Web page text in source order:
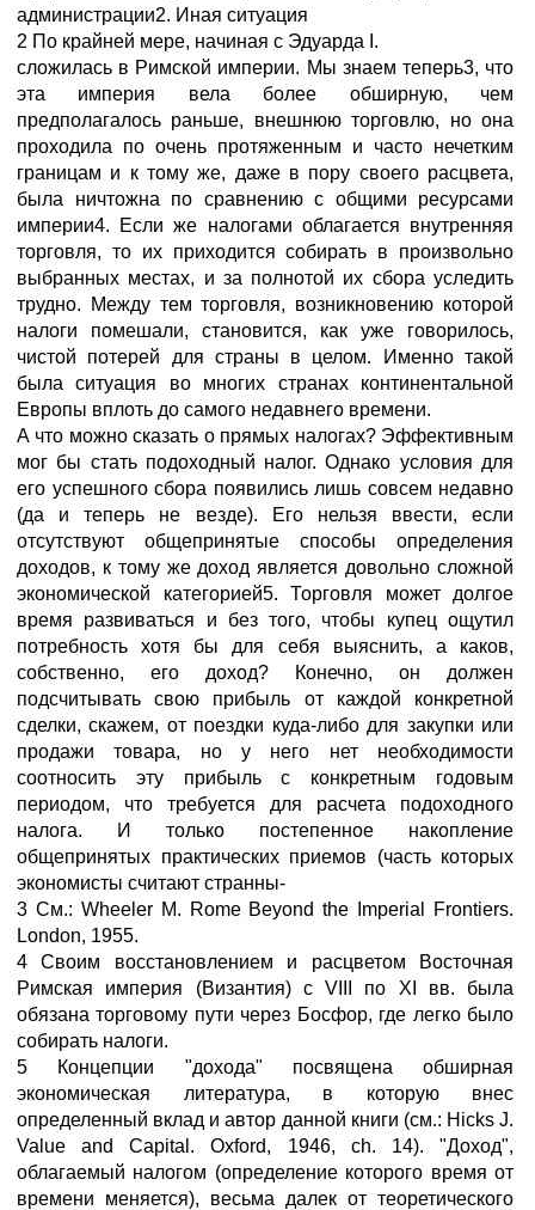
администрации2. Иная ситуация
2 По крайней мере, начиная с Эдуарда I.
сложилась в Римской империи. Мы знаем теперь3, что
эта империя вела более обширную, чем
предполагалось раньше, внешнюю торговлю, но она
проходила по очень протяженным и часто нечетким
границам и к тому же, даже в пору своего расцвета,
была ничтожна по сравнению с общими ресурсами
империи4. Если же налогами облагается внутренняя
торговля, то их приходится собирать в произвольно
выбранных местах, и за полнотой их сбора уследить
трудно. Между тем торговля, возникновению которой
налоги помешали, становится, как уже говорилось,
чистой потерей для страны в целом. Именно такой
была ситуация во многих странах континентальной
Европы вплоть до самого недавнего времени.
А что можно сказать о прямых налогах? Эффективным
мог бы стать подоходный налог. Однако условия для
его успешного сбора появились лишь совсем недавно
(да и теперь не везде). Его нельзя ввести, если
отсутствуют общепринятые способы определения
доходов, к тому же доход является довольно сложной
экономической категорией5. Торговля может долгое
время развиваться и без того, чтобы купец ощутил
потребность хотя бы для себя выяснить, а каков,
собственно, его доход? Конечно, он должен
подсчитывать свою прибыль от каждой конкретной
сделки, скажем, от поездки куда-либо для закупки или
продажи товара, но у него нет необходимости
соотносить эту прибыль с конкретным годовым
периодом, что требуется для расчета подоходного
налога. И только постепенное накопление
общепринятых практических приемов (часть которых
экономисты считают странны-
3 См.: Wheeler M. Rome Beyond the Imperial Frontiers.
London, 1955.
4 Своим восстановлением и расцветом Восточная
Римская империя (Византия) с VIII по XI вв. была
обязана торговому пути через Босфор, где легко было
собирать налоги.
5 Концепции "дохода" посвящена обширная
экономическая литература, в которую внес
определенный вклад и автор данной книги (см.: Hicks J.
Value and Capital. Oxford, 1946, ch. 14). "Доход",
облагаемый налогом (определение которого время от
времени меняется), весьма далек от теоретического